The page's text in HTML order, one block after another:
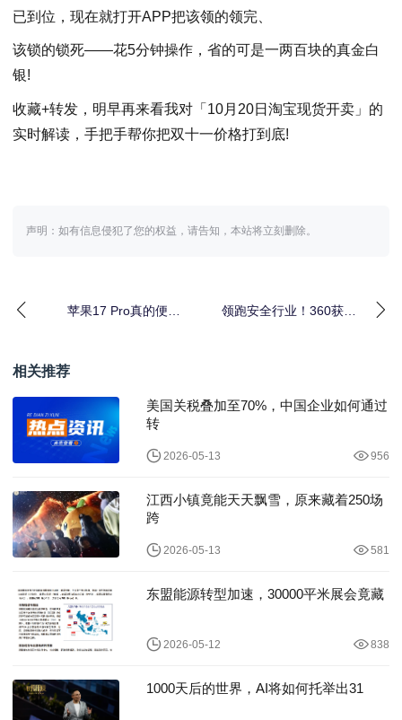
已到位，现在就打开APP把该领的领完、
该锁的锁死——花5分钟操作，省的可是一两百块的真金白
银!
收藏+转发，明早再来看我对「10月20日淘宝现货开卖」的
实时解读，手把手帮你把双十一价格打到底!
声明：如有信息侵犯了您的权益，请告知，本站将立刻删除。
苹果17 Pro真的便宜
领跑安全行业！360获
相关推荐
美国关税叠加至70%，中国企业如何通过
转
2026-05-13 956
江西小镇竟能天天飘雪，原来藏着250场
跨
2026-05-13 581
东盟能源转型加速，30000平米展会竟藏
2026-05-12 838
1000天后的世界，AI将如何托举出31